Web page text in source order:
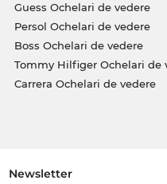
Guess Ochelari de vedere
Persol Ochelari de vedere
Boss Ochelari de vedere
Tommy Hilfiger Ochelari de
Carrera Ochelari de vedere
Newsletter